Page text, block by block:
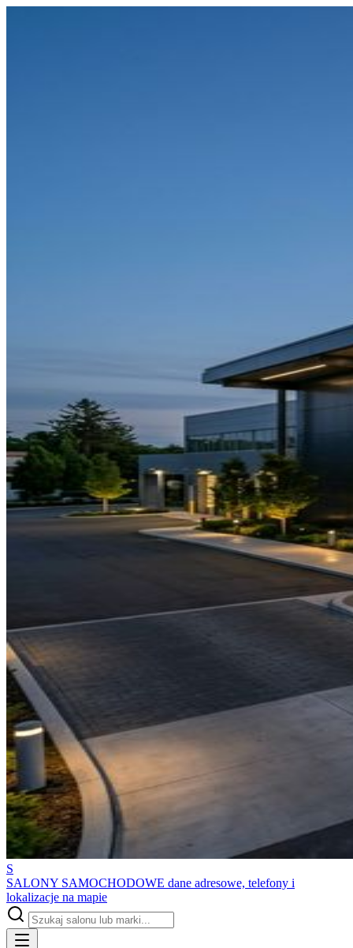
S
SALONY SAMOCHODOWE dane adresowe, telefony i
lokalizacje na mapie